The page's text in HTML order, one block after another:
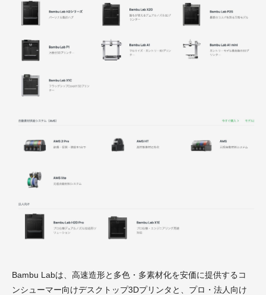
Bambu Labは、高速造形と多色・多素材化を安価に提供するコ
ンシューマー向けデスクトップ3Dプリンタと、プロ・法人向け